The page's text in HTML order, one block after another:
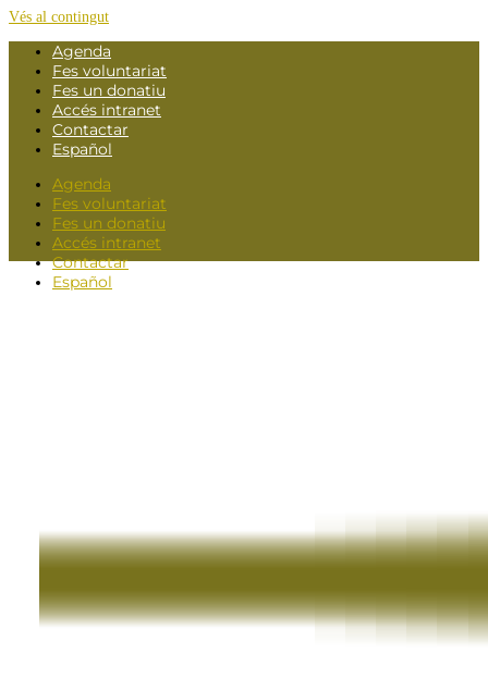
Vés al contingut
Agenda
Fes voluntariat
Fes un donatiu
Accés intranet
Contactar
Español
Agenda
Fes voluntariat
Fes un donatiu
Accés intranet
Contactar
Español